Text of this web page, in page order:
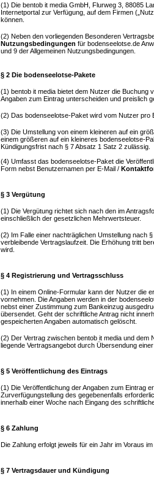
(1) Die bentob it media GmbH, Flurweg 3, 88085
Internetportal zur Verfügung, auf dem Firmen
können.
(2) Neben den vorliegenden Besonderen
Nutzungsbedingungen für bodenseelotse.de
und 9 der Allgemeinen Nutzungsbedingungen.
§ 2 Die bodenseelotse-Pakete
(1) bentob it media bietet dem Nutzer die Buchung
Angaben zum Eintrag unterscheiden und preislich
(2) Das bodenseelotse-Paket wird vom Nutzer pro
(3) Die Umstellung von einem kleineren auf ein
einem größeren auf ein kleineres bodenseelotse-
Kündigungsfrist nach § 7 Absatz 1 Satz 2 zulässig.
(4) Umfasst das bodenseelotse-Paket die
Form nebst Benutzernamen per E-Mail /
§ 3 Vergütung
(1) Die Vergütung richtet sich nach den im
einschließlich der gesetzlichen Mehrwertsteuer.
(2) Im Falle einer nachträglichen Umstellung nach
verbleibende Vertragslaufzeit. Die Erhöhung tritt
wird.
§ 4 Registrierung und Vertragsschluss
(1) In einem Online-Formular kann der Nutzer die
vornehmen. Die Angaben werden in der
nebst einer Zustimmung zum Bankeinzug
übersendet. Geht der schriftliche Antrag nicht
gespeicherten Angaben automatisch gelöscht.
(2) Der Vertrag zwischen bentob it media und dem
liegende Vertragsangebot durch Übersendung
§ 5 Veröffentlichung des Eintrags
(1) Die Veröffentlichung der Angaben zum Eintrag
Zurverfügungstellung des gegebenenfalls
innerhalb einer Woche nach Eingang des
§ 6 Zahlung
Die Zahlung erfolgt jeweils für ein Jahr im Voraus
§ 7 Vertragsdauer und Kündigung